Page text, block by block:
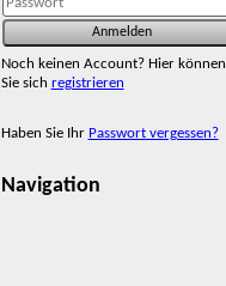
Noch keinen Account? Hier können
Sie sich registrieren
Haben Sie Ihr Passwort vergessen?
Navigation